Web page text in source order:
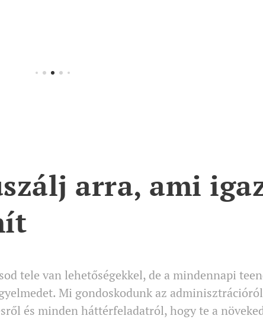
arra, ami
tele van lehetőségekkel, de a mindennapi
Mi gondoskodunk az
és minden háttérfeladatról, hogy te a